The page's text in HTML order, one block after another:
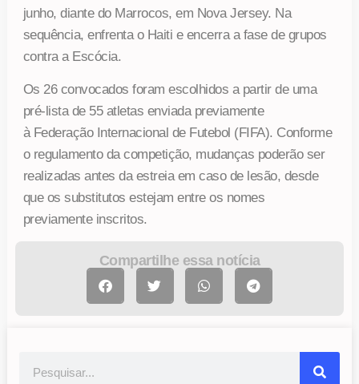
junho, diante do Marrocos, em Nova Jersey. Na
sequência, enfrenta o Haiti e encerra a fase de grupos
contra a Escócia.
Os 26 convocados foram escolhidos a partir de uma
pré-lista de 55 atletas enviada previamente
à Federação Internacional de Futebol (FIFA). Conforme
o regulamento da competição, mudanças poderão ser
realizadas antes da estreia em caso de lesão, desde
que os substitutos estejam entre os nomes
previamente inscritos.
Compartilhe essa notícia